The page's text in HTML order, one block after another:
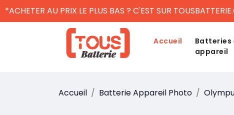
*ACHETER AU PRIX LE PLUS BAS ? C'EST SUR
Accueil
Batteries
appareil
Accueil Batterie Appareil Photo